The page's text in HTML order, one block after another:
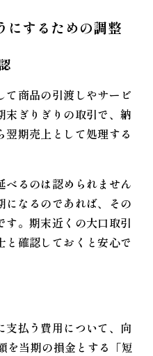
にするための調整
て商品の引渡しやサービ
末ぎりぎりの取引で、納
期売上として処理する
べるのは認められません
になるのであれば、その
。期末近くの大口取引
と確認しておくと安心で
支払う費用について、向
を当期の損金とする「短